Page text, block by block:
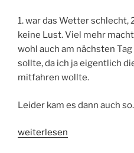
1. war das Wetter schlecht,
keine Lust. Viel mehr
wohl auch am nächsten
sollte, da ich ja eigentlich
mitfahren wollte.
Leider kam es dann auch
„Angekommen
weiterlesen